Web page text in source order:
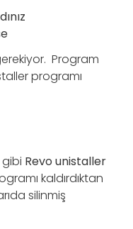
Program
programı
Revo unistaller
kaldırdıktan
silinmiş